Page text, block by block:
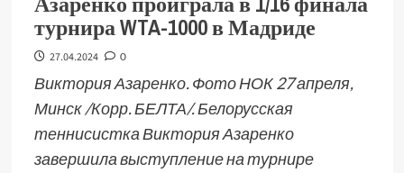
турнира WTA-1000 в Мадриде
27.04.2024 0
Виктория Азаренко. Фото НОК 27 апреля,
Минск /Корр. БЕЛТА/. Белорусская
теннисистка Виктория Азаренко
завершила выступление на турнире